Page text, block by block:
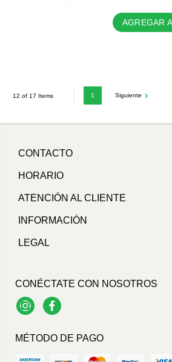
AGREGAR
12 of 17 Items 1 Siguiente
CONTACTO
HORARIO
ATENCIÓN AL CLIENTE
INFORMACIÓN
LEGAL
CONÉCTATE CON NOSOTROS
InstagramFacebook
MÉTODO DE PAGO